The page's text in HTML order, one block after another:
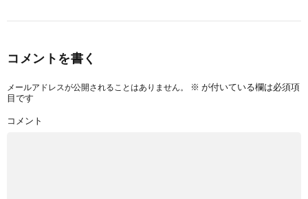
コメントを書く
メールアドレスが公開されることはありません。 ※ が付いている欄は必須項
目です
コメント